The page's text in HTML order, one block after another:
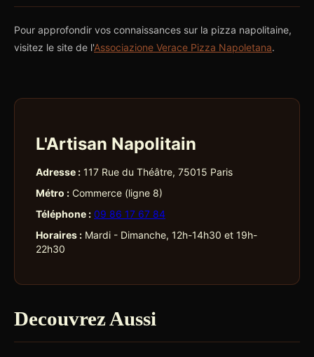
Pour approfondir vos connaissances sur la pizza napolitaine,
visitez le site de l'Associazione Verace Pizza Napoletana.
L'Artisan Napolitain
Adresse : 117 Rue du Théâtre, 75015 Paris
Métro : Commerce (ligne 8)
Téléphone : 09 86 17 67 84
Horaires : Mardi - Dimanche, 12h-14h30 et 19h-
22h30
Decouvrez Aussi